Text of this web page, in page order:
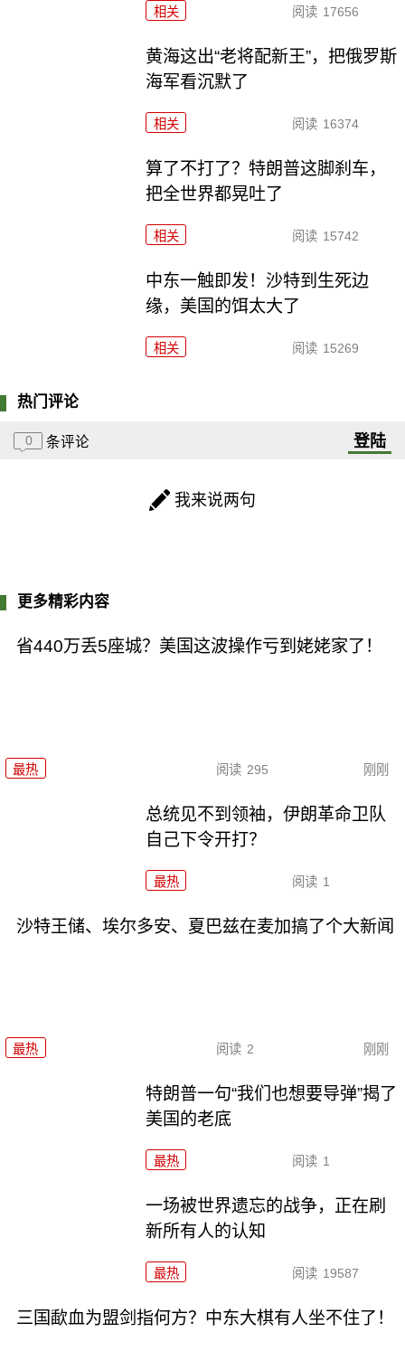
相关 阅读 17656
黄海这出“老将配新王”，把俄罗斯
海军看沉默了
相关 阅读 16374
算了不打了？特朗普这脚刹车，
把全世界都晃吐了
相关 阅读 15742
中东一触即发！沙特到生死边
缘，美国的饵太大了
相关 阅读 15269
热门评论
0 条评论 登陆
我来说两句
更多精彩内容
省440万丢5座城？美国这波操作亏到姥姥家了！
最热 阅读 295 刚刚
总统见不到领袖，伊朗革命卫队
自己下令开打？
最热 阅读 1
沙特王储、埃尔多安、夏巴兹在麦加搞了个大新闻
最热 阅读 2 刚刚
特朗普一句“我们也想要导弹”揭了
美国的老底
最热 阅读 1
一场被世界遗忘的战争，正在刷
新所有人的认知
最热 阅读 19587
三国歃血为盟剑指何方？中东大棋有人坐不住了！